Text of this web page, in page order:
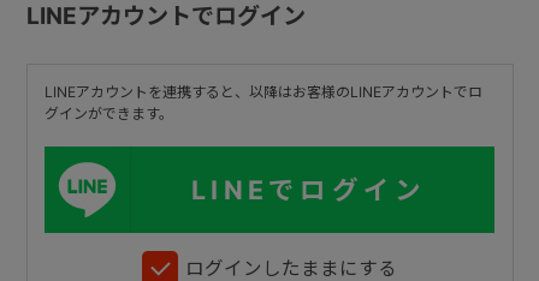
LINEアカウントでログイン
LINEアカウントを連携すると、以降はお客様のLINEアカウントでロ
グインができます。
LINEでログイン
ログインしたままにする